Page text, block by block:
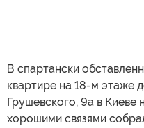
В спартански
квартире на 18-м этаже
Грушевского, 9а в Киеве
хорошими связями